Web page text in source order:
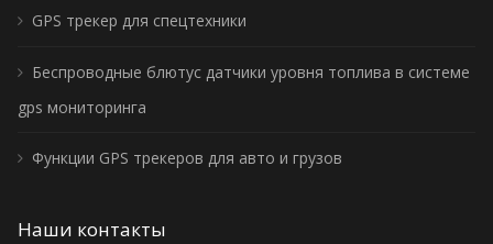
GPS трекер для спецтехники
Беспроводные блютус датчики уровня топлива в системе
gps мониторинга
Функции GPS трекеров для авто и грузов
Наши контакты